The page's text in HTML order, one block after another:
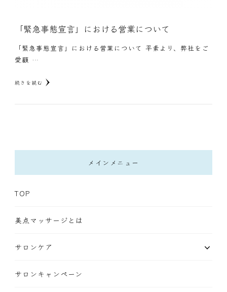
「緊急事態宣言」における営業について
「緊急事態宣言」における営業について 平素より、弊社をご
愛顧 …
続きを読む
メインメニュー
TOP
美点マッサージとは
サロンケア
サロンキャンペーン